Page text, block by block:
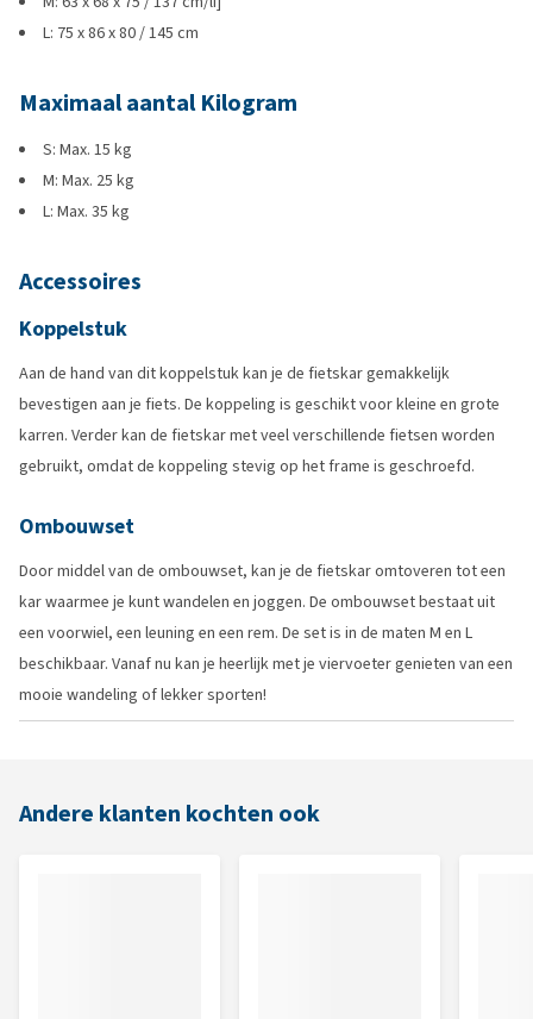
L: 75 x 86 x 80 / 145 cm
Maximaal aantal Kilogram
S: Max. 15 kg
M: Max. 25 kg
L: Max. 35 kg
Accessoires
Koppelstuk
Aan de hand van dit koppelstuk kan je de fietskar gemakkelijk
bevestigen aan je fiets. De koppeling is geschikt voor kleine en grote
karren. Verder kan de fietskar met veel verschillende fietsen worden
gebruikt, omdat de koppeling stevig op het frame is geschroefd.
Ombouwset
Door middel van de ombouwset, kan je de fietskar omtoveren tot een
kar waarmee je kunt wandelen en joggen. De ombouwset bestaat uit
een voorwiel, een leuning en een rem. De set is in de maten M en L
beschikbaar. Vanaf nu kan je heerlijk met je viervoeter genieten van een
mooie wandeling of lekker sporten!
Andere klanten kochten ook